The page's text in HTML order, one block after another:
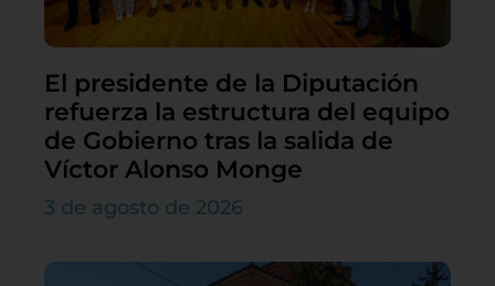
El presidente de la Diputación
refuerza la estructura del equipo
de Gobierno tras la salida de
Víctor Alonso Monge
3 de agosto de 2026